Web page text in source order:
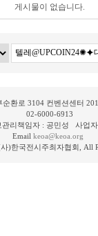
게시물이 없습니다.
순환로 3104 컨벤션센터
02-6000-6913
리책임자 : 공민성 사업
Email keoa@keoa.org
)한국전시주최자협회, All